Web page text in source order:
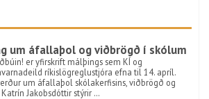
um áfallaþol og viðbrögð í skólum
er yfirskrift málþings sem KÍ og
ríkislögreglustjóra efna til 14. apríl.
um áfallaþol skólakerfisins, viðbrögð og
Jakobsdóttir stýrir …